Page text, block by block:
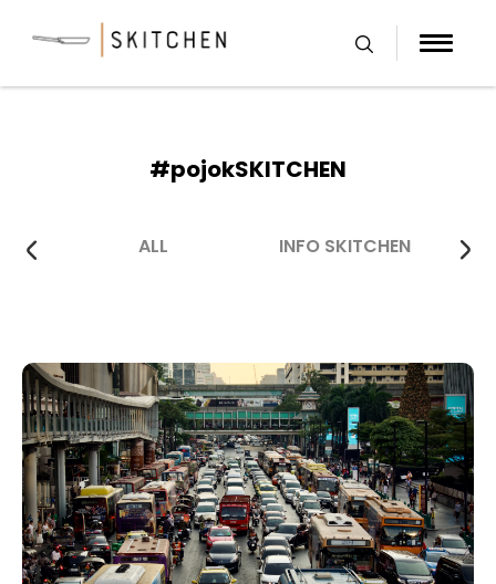
#pojokSKITCHEN
ALL INFO SKITCHEN